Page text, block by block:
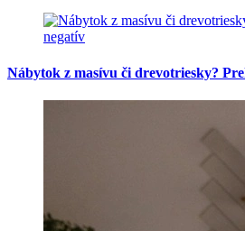
Nábytok z masívu či drevotriesky?